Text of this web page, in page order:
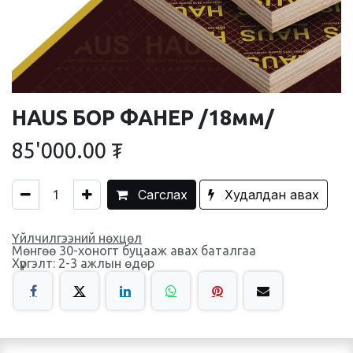
HAUS БОР ФАНЕР /18мм/
85'000.00 ₮
Сагслах Худалдан авах
Үйлчилгээний нөхцөл
Мөнгөө 30-хоногт буцааж авах баталгаа
Хүргэлт: 2-3 ажлын өдөр